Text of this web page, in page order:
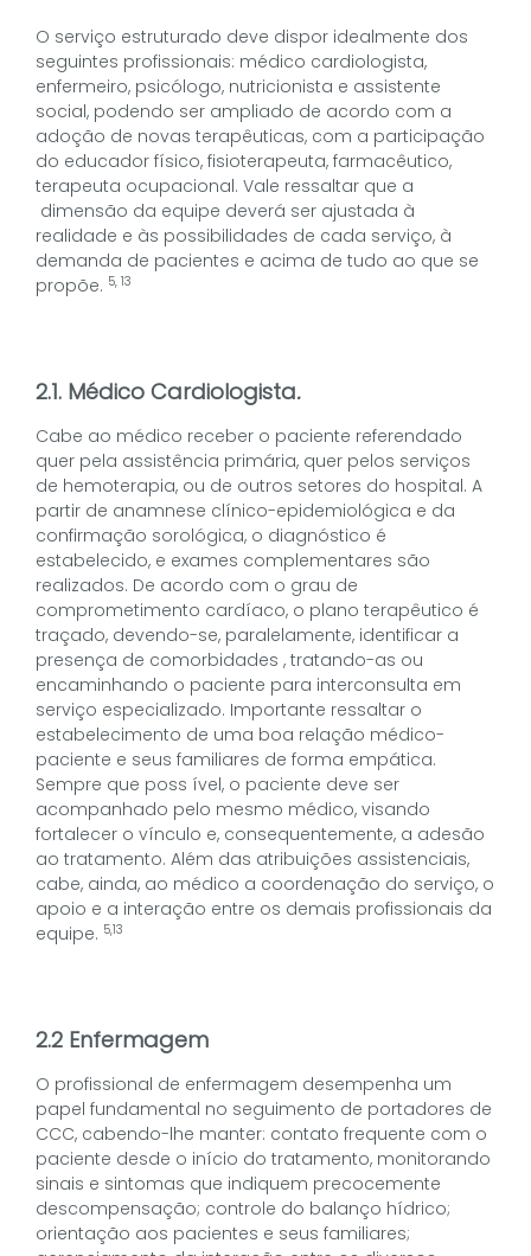
O serviço estruturado deve dispor idealmente dos
seguintes profissionais: médico cardiologista,
enfermeiro, psicólogo, nutricionista e assistente
social, podendo ser ampliado de acordo com a
adoção de novas terapêuticas, com a participação
do educador físico, fisioterapeuta, farmacêutico,
terapeuta ocupacional. Vale ressaltar que a
dimensão da equipe deverá ser ajustada à
realidade e às possibilidades de cada serviço, à
demanda de pacientes e acima de tudo ao que se
propõe. 5, 13
2.1. Médico Cardiologista.
Cabe ao médico receber o paciente referendado
quer pela assistência primária, quer pelos serviços
de hemoterapia, ou de outros setores do hospital. A
partir de anamnese clínico-epidemiológica e da
confirmação sorológica, o diagnóstico é
estabelecido, e exames complementares são
realizados. De acordo com o grau de
comprometimento cardíaco, o plano terapêutico é
traçado, devendo-se, paralelamente, identificar a
presença de comorbidades , tratando-as ou
encaminhando o paciente para interconsulta em
serviço especializado. Importante ressaltar o
estabelecimento de uma boa relação médico-
paciente e seus familiares de forma empática.
Sempre que poss ível, o paciente deve ser
acompanhado pelo mesmo médico, visando
fortalecer o vínculo e, consequentemente, a adesão
ao tratamento. Além das atribuições assistenciais,
cabe, ainda, ao médico a coordenação do serviço, o
apoio e a interação entre os demais profissionais da
equipe. 5,13
2.2 Enfermagem
O profissional de enfermagem desempenha um
papel fundamental no seguimento de portadores de
CCC, cabendo-lhe manter: contato frequente com o
paciente desde o início do tratamento, monitorando
sinais e sintomas que indiquem precocemente
descompensação; controle do balanço hídrico;
orientação aos pacientes e seus familiares;